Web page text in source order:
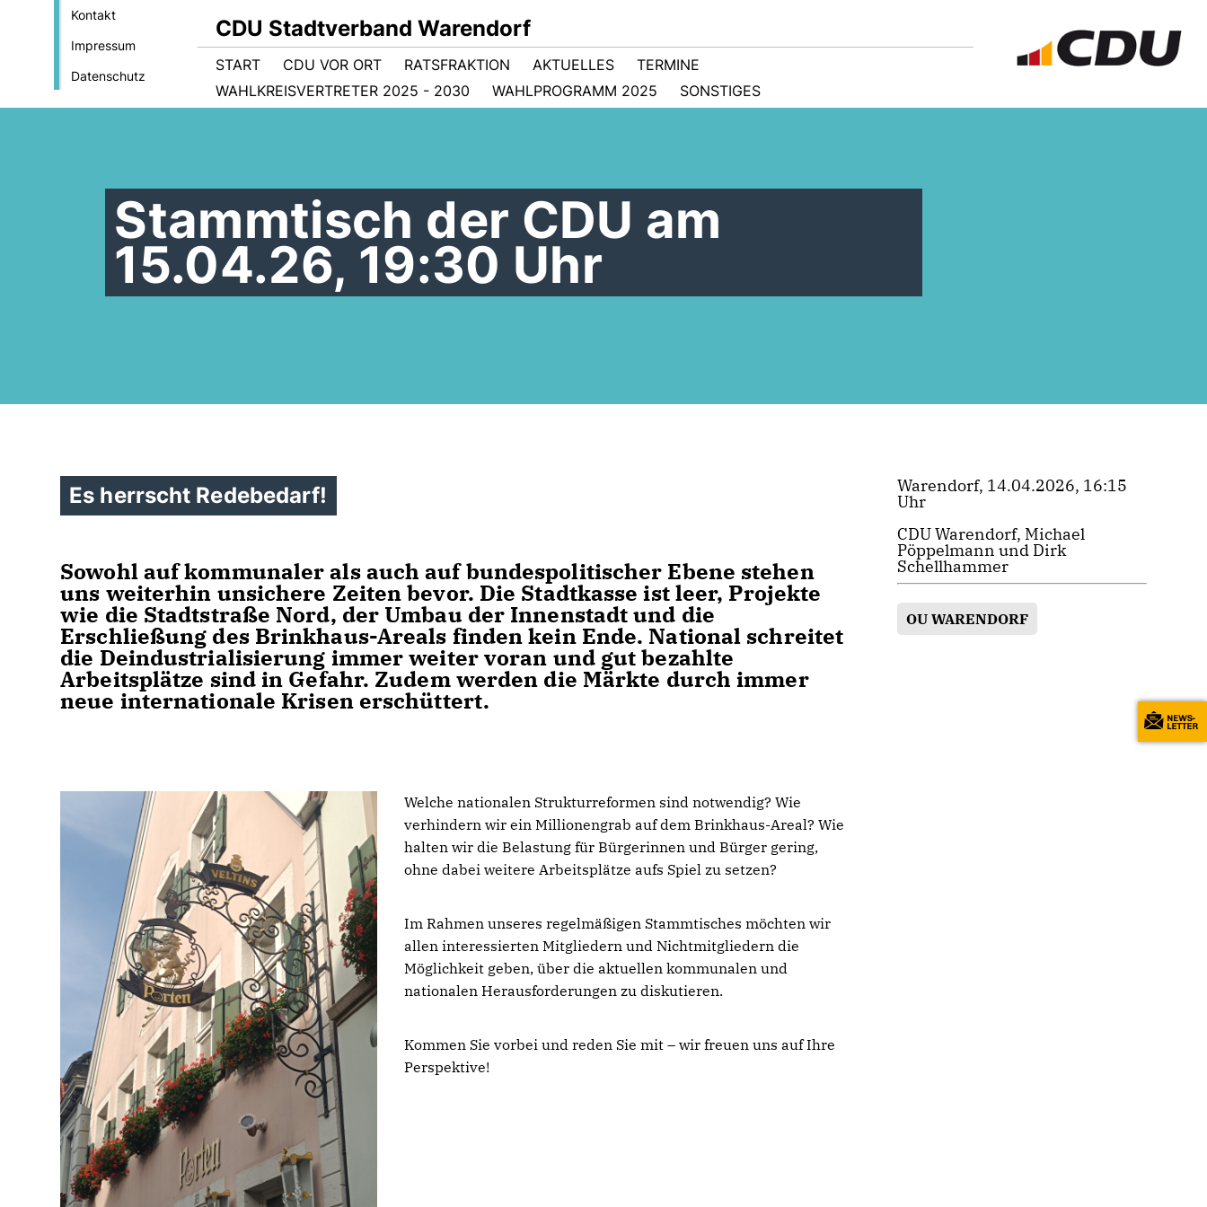
Kontakt
Impressum
Datenschutz
CDU Stadtverband Warendorf
START CDU VOR ORT RATSFRAKTION AKTUELLES
TERMINE
WAHLKREISVERTRETER 2025 - 2030
WAHLPROGRAMM 2025 SONSTIGES
Stammtisch der CDU am
15.04.26, 19:30 Uhr
Es herrscht Redebedarf!
Sowohl auf kommunaler als auch auf bundespolitischer Ebene stehen
uns weiterhin unsichere Zeiten bevor. Die Stadtkasse ist leer, Projekte
wie die Stadtstraße Nord, der Umbau der Innenstadt und die
Erschließung des Brinkhaus-Areals finden kein Ende. National schreitet
die Deindustrialisierung immer weiter voran und gut bezahlte
Arbeitsplätze sind in Gefahr. Zudem werden die Märkte durch immer
neue internationale Krisen erschüttert.
Welche nationalen Strukturreformen sind notwendig? Wie
verhindern wir ein Millionengrab auf dem Brinkhaus-Areal? Wie
halten wir die Belastung für Bürgerinnen und Bürger gering,
ohne dabei weitere Arbeitsplätze aufs Spiel zu setzen?
​Im Rahmen unseres regelmäßigen Stammtisches möchten wir
allen interessierten Mitgliedern und Nichtmitgliedern die
Möglichkeit geben, über die aktuellen kommunalen und
nationalen Herausforderungen zu diskutieren.
​Kommen Sie vorbei und reden Sie mit – wir freuen uns auf Ihre
Perspektive!
Warendorf, 14.04.2026, 16:15
Uhr
CDU Warendorf, Michael
Pöppelmann und Dirk
Schellhammer
OU WARENDORF